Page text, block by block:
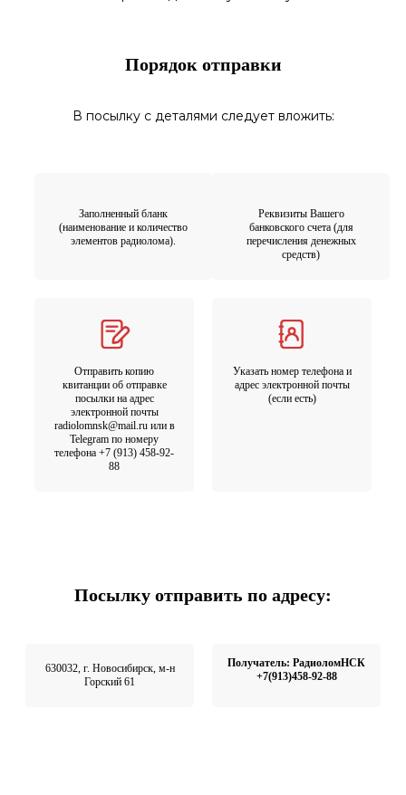
Порядок отправки
В посылку с деталями следует вложить:
Заполненный бланк
(наименование и количество
элементов радиолома).
Реквизиты Вашего
банковского счета (для
перечисления денежных
средств)
Отправить копию
квитанции об отправке
посылки на адрес
электронной почты
radiolomnsk@mail.ru или в
Telegram по номеру
телефона +7 (913) 458-92-
88
Указать номер телефона и
адрес электронной почты
(если есть)
Посылку отправить по адресу:
630032, г. Новосибирск, м-н
Горский 61
Получатель: РадиоломНСК
+7(913)458-92-88